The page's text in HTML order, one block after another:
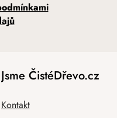
Jsme ČistéDřevo.cz
Kontakt